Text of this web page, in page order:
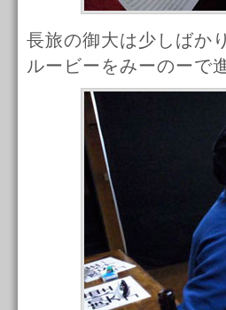
長旅の御大は少しばか
ルービーをみーのーで